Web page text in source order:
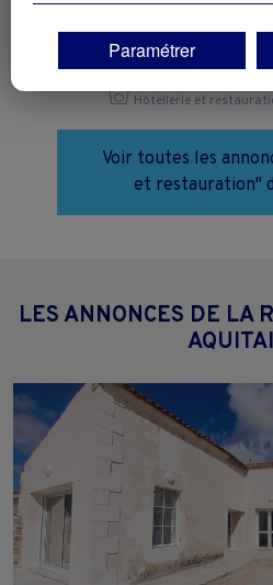
Servanches -
Hôtellerie et
Voir toutes les
et restauration"
LES ANNONCES DE LA
vos centres d'intérêt. Seuls les
déposés et lus sur votre terminal.
Vous pouvez exprimer vos choix
"Continuer sans accepter" ou
moment en cliquant sur le lien
Paramétrer